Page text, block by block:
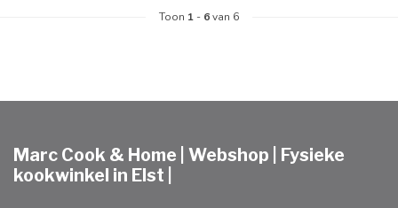
Toon 1 - 6van 6
Marc Cook & Home | Webshop | Fysieke
kookwinkel in Elst |